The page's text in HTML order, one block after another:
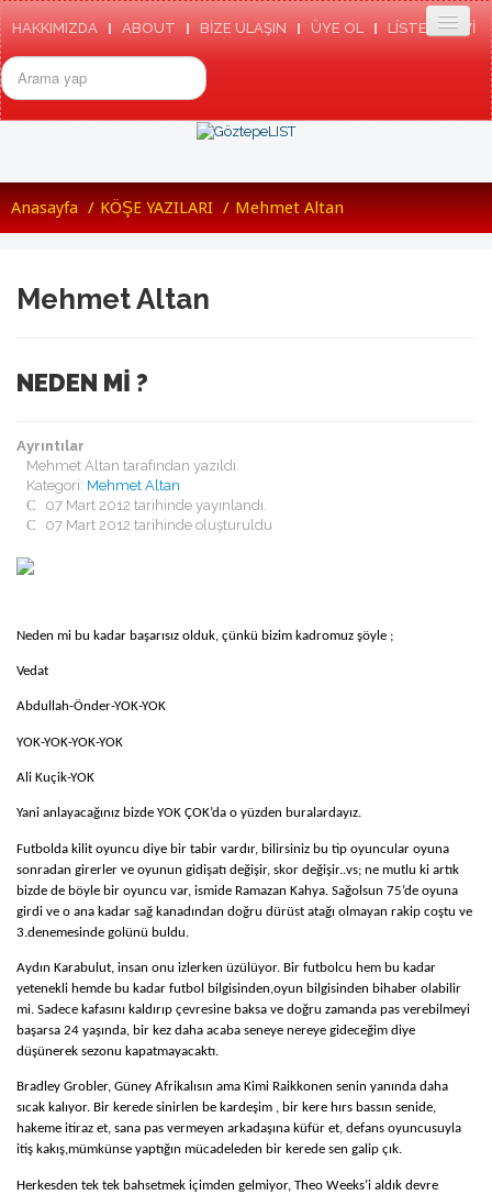
HAKKIMIZDA ABOUT BİZE ULAŞIN ÜYE OL LÍSTE ARSIVI
arama...
ANASAYFA
GÖZTEPE
RESMI SITE
GÖZTEPE'NIN ENLERI
KÜNYE/TEMSILCILIKLER
TOPLANTILAR
LISTEDEN SEÇMELER
GÖZTEPELIST'E KATKI
ÖDÜLLER
TRIBÜN
TRIBÜN ANILARI
TRIBÜN BESTELERI
TARAFTAR ANAYASASI
GÖZTEPE TV
FOTO GALERI
WINAMP SKINLERI
EKRAN KORUYUCU
KÖŞE YAZILARI
O.REŞAT SIPAHI
MUSTAFA DALYANOĞLU
SERKAN BOYACIOĞLU
BURÇAK ÜNSAL
HAKAN TAŞPINAR
MEHMET ALTAN
ÖZKAN CENGIZ
SÜLEYMAN YENGIL
Anasayfa / KÖŞE YAZILARI / Mehmet Altan
Mehmet Altan
NEDEN Mİ ?
Ayrıntılar
Mehmet Altan tarafından yazıldı.
Kategori: Mehmet Altan
07 Mart 2012 tarihinde yayınlandı.
07 Mart 2012 tarihinde oluşturuldu
Neden mi bu kadar başarısız olduk, çünkü bizim kadromuz şöyle ;
Vedat
Abdullah-Önder-YOK-YOK
YOK-YOK-YOK-YOK
Ali Kuçik-YOK
Yani anlayacağınız bizde YOK ÇOK’da o yüzden buralardayız.
Futbolda kilit oyuncu diye bir tabir vardır, bilirsiniz bu tip oyuncular oyuna
sonradan girerler ve oyunun gidişatı değişir, skor değişir..vs; ne mutlu ki artık
bizde de böyle bir oyuncu var, ismide Ramazan Kahya. Sağolsun 75’de oyuna
girdi ve o ana kadar sağ kanadından doğru dürüst atağı olmayan rakip coştu ve
3.denemesinde golünü buldu.
Aydın Karabulut, insan onu izlerken üzülüyor. Bir futbolcu hem bu kadar
yetenekli hemde bu kadar futbol bilgisinden,oyun bilgisinden bihaber olabilir
mi. Sadece kafasını kaldırıp çevresine baksa ve doğru zamanda pas verebilmeyi
başarsa 24 yaşında, bir kez daha acaba seneye nereye gideceğim diye
düşünerek sezonu kapatmayacaktı.
Bradley Grobler, Güney Afrikalısın ama Kimi Raikkonen senin yanında daha
sıcak kalıyor. Bir kerede sinirlen be kardeşim , bir kere hırs bassın senide,
hakeme itiraz et, sana pas vermeyen arkadaşına küfür et, defans oyuncusuyla
itiş kakış,mümkünse yaptığın mücadeleden bir kerede sen galip çık.
Herkesden tek tek bahsetmek içimden gelmiyor, Theo Weeks’i aldık devre